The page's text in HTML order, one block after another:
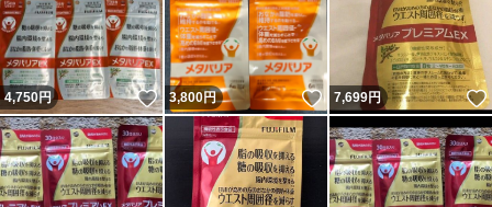
4,750円 いいね！
3,800円 いいね！
7,699円